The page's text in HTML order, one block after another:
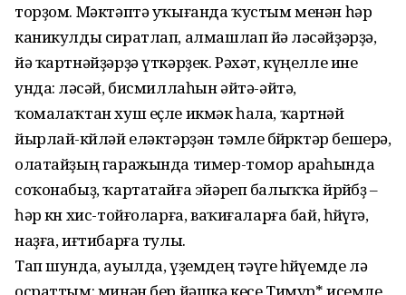
торҙом. Мәктәптә уҡығанда ҡустым менән һәр
каникулды сиратлап, алмашлап йә өләсәй­ҙәрҙә,
йә ҡартнәйҙәрҙә үткәрҙек. Рәхәт, күңелле ине
унда: өләсәй, бисмиллаһын әйтә-әйтә,
ҡомалаҡтан хуш еҫле икмәк һала, ҡартнәй
йырлай-көйләй еләктәрҙән тәмле бөйө­рөктәр бешерә,
олатайҙың гаражында тимер-томор араһында
соҡонабыҙ, ҡартатайға эйәреп балыҡҡа йөрөйбөҙ –
һәр көн хис-тойғоларға, ваҡиғаларға бай, һөйөүгә,
наҙға, иғтибарға тулы.
Тап шунда, ауылда, үҙемдең тәүге һөйөүемде лә